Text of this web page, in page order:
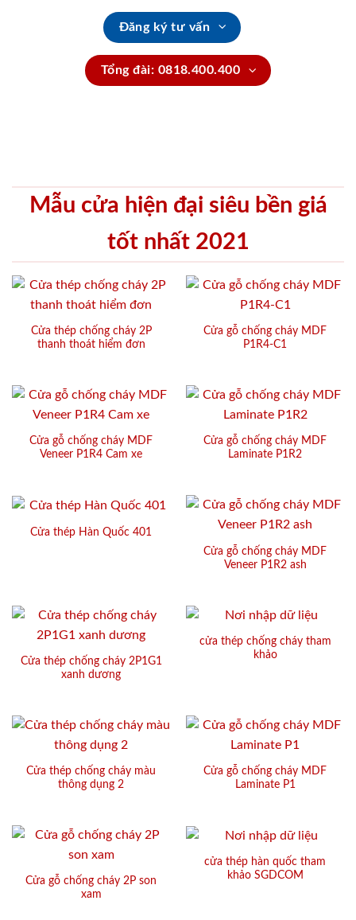
Đăng ký tư vấn
Tổng đài: 0818.400.400
Mẫu cửa hiện đại siêu bền giá
tốt nhất 2021
Cửa thép chống cháy 2P
thanh thoát hiểm đơn
Cửa gỗ chống cháy MDF
P1R4-C1
Cửa gỗ chống cháy MDF
Veneer P1R4 Cam xe
Cửa gỗ chống cháy MDF
Laminate P1R2
Cửa thép Hàn Quốc 401
Cửa gỗ chống cháy MDF
Veneer P1R2 ash
Cửa thép chống cháy 2P1G1
xanh dương
cửa thép chống cháy tham
khảo
Cửa thép chống cháy màu
thông dụng 2
Cửa gỗ chống cháy MDF
Laminate P1
Cửa gỗ chống cháy 2P son
xam
cửa thép hàn quốc tham
khảo SGDCOM